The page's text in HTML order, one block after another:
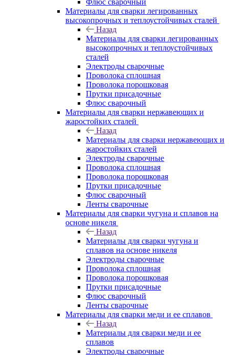
Флюс сварочный
Материалы для сварки легированных
высокопрочных и теплоустойчивых сталей
Назад
Материалы для сварки легированных
высокопрочных и теплоустойчивых
сталей
Электроды сварочные
Проволока сплошная
Проволока порошковая
Прутки присадочные
Флюс сварочный
Материалы для сварки нержавеющих и
жаростойких сталей
Назад
Материалы для сварки нержавеющих и
жаростойких сталей
Электроды сварочные
Проволока сплошная
Проволока порошковая
Прутки присадочные
Флюс сварочный
Ленты сварочные
Материалы для сварки чугуна и сплавов на
основе никеля
Назад
Материалы для сварки чугуна и
сплавов на основе никеля
Электроды сварочные
Проволока сплошная
Проволока порошковая
Прутки присадочные
Флюс сварочный
Ленты сварочные
Материалы для сварки меди и ее сплавов
Назад
Материалы для сварки меди и ее
сплавов
Электроды сварочные